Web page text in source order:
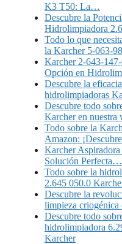
K3 T50: La…
Descubre la
Hidrolimpiadora
Todo lo que
la Karcher 5-063-
Karcher 2-643-
Opción en
Descubre la
hidrolimpiadoras
Descubre todo
Karcher en nuestra
Todo sobre la
Amazon:
Karcher
Solución Perfecta…
Todo sobre la
2.645 050.0
Descubre la
limpieza criogénica
Descubre todo
hidrolimpiadora
Karcher